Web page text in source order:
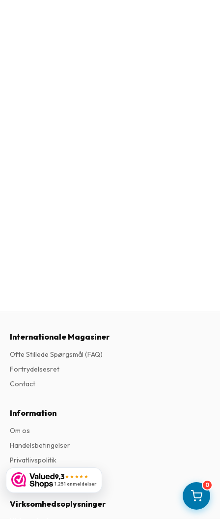
0
9,3★★★★★
1.251 anmeldelser
Internationale Magasiner
Ofte Stillede Spørgsmål (FAQ)
Fortrydelsesret
Contact
Information
Om os
Handelsbetingelser
Privatlivspolitik
Klageprocedure
Virksomhedsoplysninger